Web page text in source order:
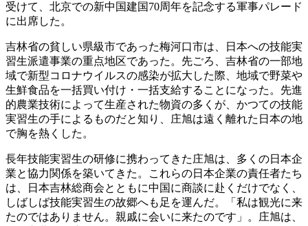
受けて、北京での新中国建国70周年を記念する軍事パレード
に出席した。
吉林省の貧しい県級市であった梅河口市は、日本への技能実
習生派遣事業の重点地区であった。先ごろ、吉林省の一部地
域で新型コロナウイルスの感染が拡大した際、地域で野菜や
生鮮食品を一括買い付け・一括支給することになった。先進
的農業技術によって生産された物資の多くが、かつての技能
実習生の手によるものだと知り、庄旭は遠く離れた日本の地
で胸を熱くした。
長年技能実習生の研修に携わってきた庄旭は、多くの日本企
業と協力関係を築いてきた。これらの日本企業の責任者たち
は、日本吉林総商会とともに中国に商談に赴くだけでなく、
しばしば技能実習生の故郷へも足を運んだ。「私は観光に来
たのではありません。親戚に会いに来たのです」。庄旭は、